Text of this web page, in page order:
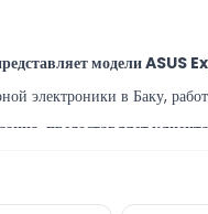
модели ASUS
электроники в Баку,
предоставляет
M02WE0 можно